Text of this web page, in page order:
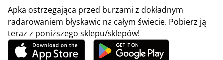
Apka ostrzegająca przed burzami z dokładnym
radarowaniem błyskawic na całym świecie. Pobierz ją
teraz z poniższego sklepu/sklepów!